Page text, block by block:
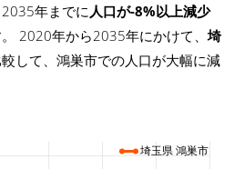
年までに 人口が-8%以上減少
2020年から2035年にかけて、埼
較して、鴻巣市での人口が大幅に減
埼玉県 鴻巣市